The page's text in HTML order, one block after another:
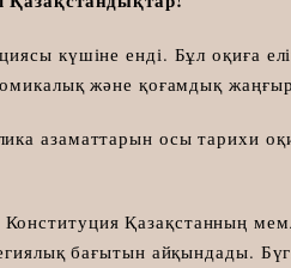
күшіне енді. Бұл оқиға
және қоғамдық
азаматтарын осы тарихи
Қазақстанның
бағытын айқындады.